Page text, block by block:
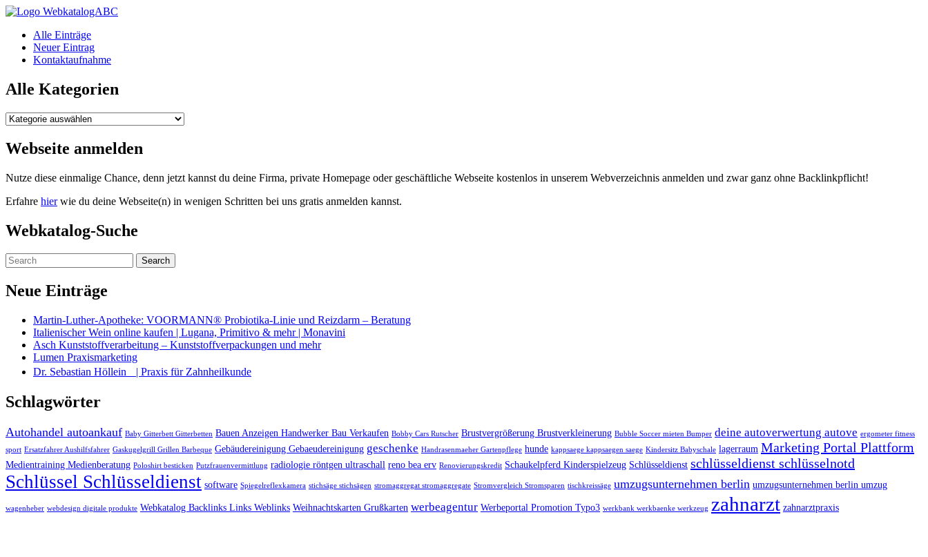
WebkatalogABC
Alle Einträge
Neuer Eintrag
Kontaktaufnahme
Alle Kategorien
Alle
Webseite anmelden
Nutze diese einmalige Chance, denn jetzt kannst du deine Firma, private Homepage oder geschäftliche Webseite kostenlos in unserem Webverzeichnis anmelden und zwar ganz ohne Backlinkpflicht!
Erfahre hierwie du deine Webseite(n) in wenigen Schritten bei uns gratis anmelden kannst.
Webkatalog-Suche
Neue Einträge
Martin-Luther-Apotheke: VOORMANN® Probiotika-Linie und Reizdarm – Beratung
Italienischer Wein online kaufen | Lugana, Primitivo & mehr | Monavini
Asch Kunststoffverarbeitung – Kunststoffverpackungen und mehr
Lumen Praxismarketing
Dr. Sebastian Höllein | Praxis für Zahnheilkunde
Schlagwörter
Autohandel autoankauf Baby Gitterbett Gitterbetten Bauen Anzeigen Handwerker Bau Verkaufen Bobby Cars Rutscher Brustvergrößerung Brustverkleinerung Bubble Soccer mieten Bumper deine autoverwertung autove ergometer fitness
sport Ersatzfahrer Aushilfsfahrer Gaskugelgrill Grillen Barbeque Gebäudereinigung Gebaeudereinigung geschenke Handrasenmaeher Gartenpflege hunde kappsaege kappsaegen saege Kindersitz Babyschale lagerraum Marketing Portal Plattform
Medientraining Medienberatung Poloshirt besticken Putzfrauenvermittlung radiologie röntgen ultraschall reno bea erv Renovierungskredit Schaukelpferd Kinderspielzeug Schlüsseldienst schlüsseldienst schlüsselnotd
Schlüssel Schlüsseldienst software Spiegelreflexkamera stichsäge stichsägen stromaggregat stromaggregate Stromvergleich Stromsparen tischkreissäge umzugsunternehmen berlin umzugsunternehmen berlin umzug
wagenheber webdesign digitale produkte Webkatalog Backlinks Links Weblinks Weihnachtskarten Grußkarten werbeagentur Werbeportal Promotion Typo3 werkbank werkbaenke werkzeug zahnarzt zahnarztpraxis